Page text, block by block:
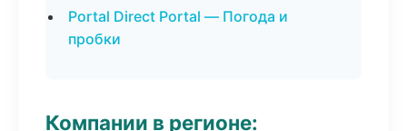
Portal Direct Portal — Погода и
пробки
Компании в регионе: